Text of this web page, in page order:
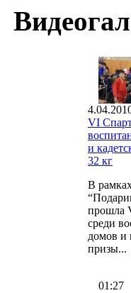
VI
и
32 кг
В
прошла
среди
домов и
призы...
01:27